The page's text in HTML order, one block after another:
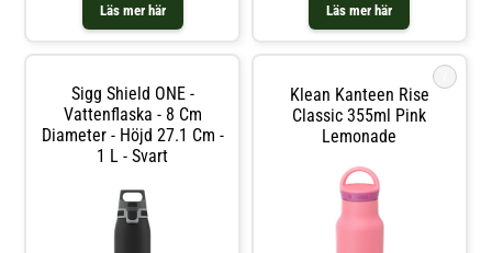
Läs mer här Läs mer här
Sigg Shield ONE -
Vattenflaska - 8 Cm
Diameter - Höjd 27.1 Cm -
1 L - Svart
Klean Kanteen Rise
Classic 355ml Pink
Lemonade